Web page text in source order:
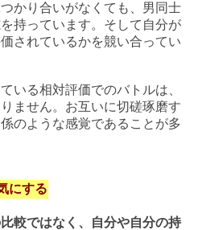
かり合いがなくても、男同士
持っています。そして自分が
されているかを競い合ってい
いる相対評価でのバトルは、
ません。お互いに切磋琢磨す
のような感覚であることが多
にする
較ではなく、自分や自分の持